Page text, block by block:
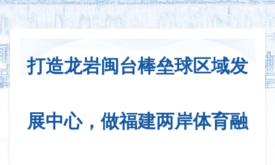
打造龙岩闽台棒垒球区域发
展中心，做福建两岸体育融